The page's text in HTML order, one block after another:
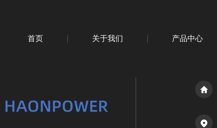
首页 关于我们 产品中心